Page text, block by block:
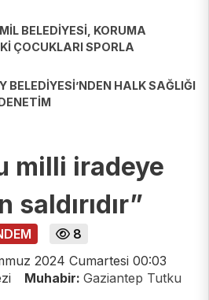
BELEDİYESİ, KORUMA
ÇOCUKLARI SPORLA
BELEDİYESİ’NDEN HALK SAĞLIĞI
milli iradeye
saldırıdır”
8
2024 Cumartesi 00:03
Muhabir: Gaziantep Tutku